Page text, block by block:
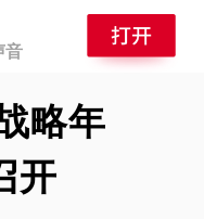
音
略年
开